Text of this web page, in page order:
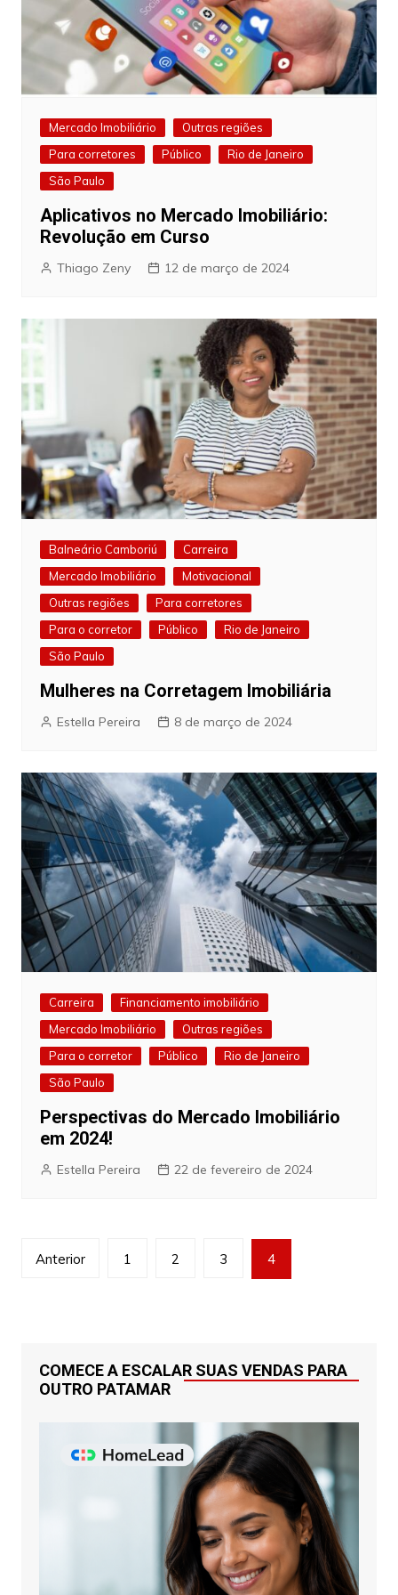
Mercado Imobiliário
Outras regiões
Para corretores
Público
Rio de Janeiro
São Paulo
Aplicativos no Mercado Imobiliário:
Revolução em Curso
Thiago Zeny 12 de março de 2024
Balneário Camboriú
Carreira
Mercado Imobiliário
Motivacional
Outras regiões
Para corretores
Para o corretor
Público
Rio de Janeiro
São Paulo
Mulheres na Corretagem Imobiliária
Estella Pereira 8 de março de 2024
Carreira
Financiamento imobiliário
Mercado Imobiliário
Outras regiões
Para o corretor
Público
Rio de Janeiro
São Paulo
Perspectivas do Mercado Imobiliário
em 2024!
Estella Pereira 22 de fevereiro de 2024
Navegação
Anterior 1 2 3 4
COMECE A ESCALAR SUAS VENDAS PARA
OUTRO PATAMAR